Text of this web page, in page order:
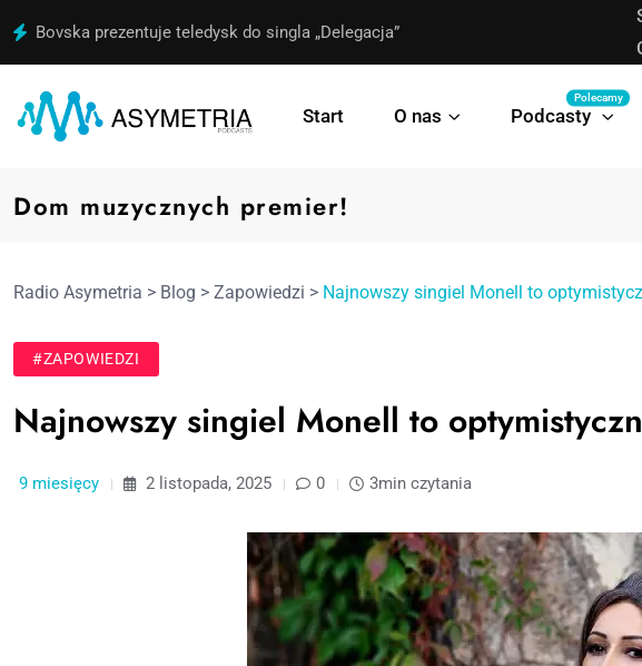
Bovska prezentuje teledysk do singla „Delegacja”
Start O nas Podcasty
Polecamy
Dom muzycznych premier!
Radio Asymetria > Blog > Zapowiedzi > Najnowszy singiel Monell to
#ZAPOWIEDZI
Najnowszy singiel Monell to
9 miesięcy 2 listopada, 2025 0 3min czytania